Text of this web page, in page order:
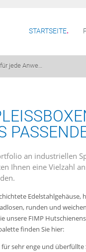
STARTSEITE
jede Anwe…
an industriellen
Ihnen eine Vielzahl
Edelstahlgehäuse,
runden und
unsere FIMP
finden Sie hier:
sehr enge und überfüllte